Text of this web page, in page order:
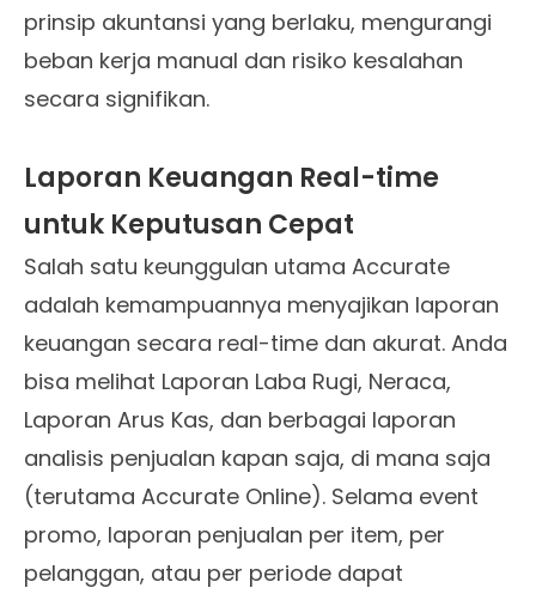
prinsip akuntansi yang berlaku, mengurangi
beban kerja manual dan risiko kesalahan
secara signifikan.
Laporan Keuangan Real-time
untuk Keputusan Cepat
Salah satu keunggulan utama Accurate
adalah kemampuannya menyajikan laporan
keuangan secara real-time dan akurat. Anda
bisa melihat Laporan Laba Rugi, Neraca,
Laporan Arus Kas, dan berbagai laporan
analisis penjualan kapan saja, di mana saja
(terutama Accurate Online). Selama event
promo, laporan penjualan per item, per
pelanggan, atau per periode dapat